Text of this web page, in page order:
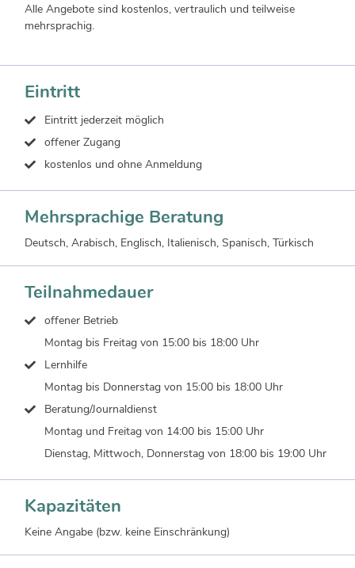
Alle Angebote sind kostenlos, vertraulich und teilweise
mehrsprachig.
Eintritt
Eintritt jederzeit möglich
offener Zugang
kostenlos und ohne Anmeldung
Mehrsprachige Beratung
Deutsch, Arabisch, Englisch, Italienisch, Spanisch, Türkisch
Teilnahmedauer
offener Betrieb
Montag bis Freitag von 15:00 bis 18:00 Uhr
Lernhilfe
Montag bis Donnerstag von 15:00 bis 18:00 Uhr
Beratung/Journaldienst
Montag und Freitag von 14:00 bis 15:00 Uhr
Dienstag, Mittwoch, Donnerstag von 18:00 bis 19:00 Uhr
Kapazitäten
Keine Angabe (bzw. keine Einschränkung)